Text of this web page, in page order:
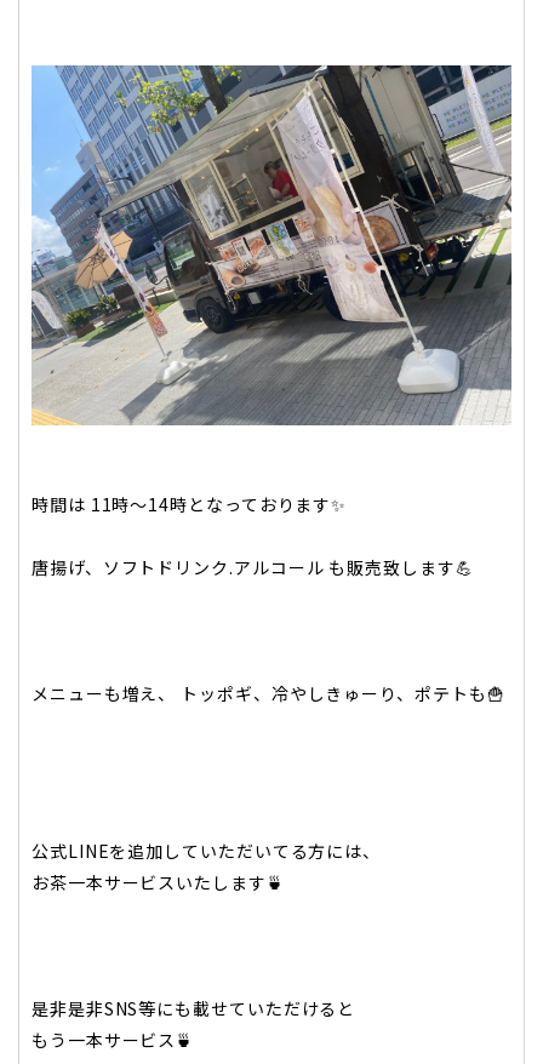
時間は 11時〜14時となっております✨
唐揚げ、ソフトドリンク.アルコール も販売致します💪
メニューも増え、 トッポギ、冷やしきゅーり、ポテトも🍟
公式LINEを追加していただいてる方には、
お茶一本サービスいたします🍵
是非是非SNS等にも載せていただけると
もう一本サービス🍵